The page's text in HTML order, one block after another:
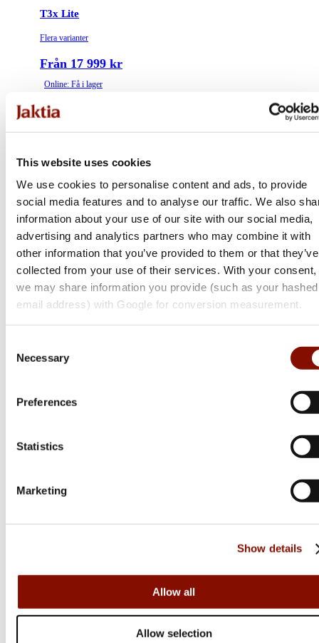
This website uses cookies
We use cookies to personalise content and ads, to provide
social media features and to analyse our traffic. We also
information about your use of our site with our social media,
advertising and analytics partners who may combine it with
other information that you’ve provided to them or that they’ve
collected from your use of their services. With your consent,
we may share information you provide (such as your hashed
email address) with Google for conversion measurement.
Selection
Necessary
Preferences
Statistics
Marketing
Show details
Allow all
Allow selection
T3x Lite
Flera varianter
Från 17 999 kr
Online: Få i lager
Sako
Flera varianter
Online: I lager